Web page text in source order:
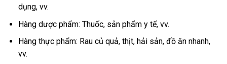
dụng, vv.
Hàng dược phẩm: Thuốc, sản phẩm y tế, vv.
Hàng thực phẩm: Rau củ quả, thịt, hải sản, đồ ăn nhanh,
vv.